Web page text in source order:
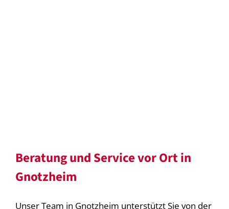
Beratung und Service vor Ort in
Gnotzheim
Unser Team in Gnotzheim unterstützt Sie von der